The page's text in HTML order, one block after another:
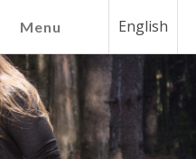
English
Menu